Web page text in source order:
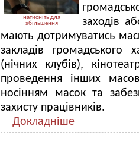
натисніть для
збільшення
заходів
мають дотримуватись
закладів громадського
(нічних клубів),
проведення інших
носінням масок та
захисту працівників.
Докладніше